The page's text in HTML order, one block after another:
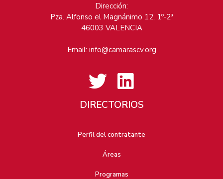
Dirección:
Pza. Alfonso el Magnánimo 12, 1º-2ª
46003 VALENCIA
Email: info@camarascv.org
DIRECTORIOS
Perfil del contratante
Áreas
Programas